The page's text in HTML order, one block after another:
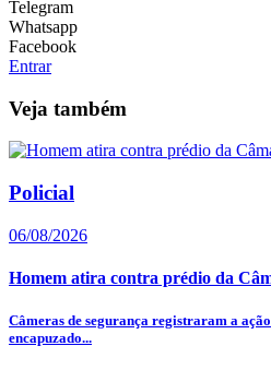
Telegram
Whatsapp
Facebook
Entrar
Veja também
Policial
06/08/2026
Homem atira contra prédio da
Câmeras de segurança registraram a
encapuzado...